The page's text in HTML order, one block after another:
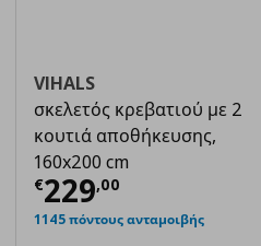
€ 209,00
VIHALS
σκελετός κρεβατιού με 2
κουτιά αποθήκευσης,
160x200 cm
€229,00
Τρέχουσα
1145 πόντους ανταμοιβής